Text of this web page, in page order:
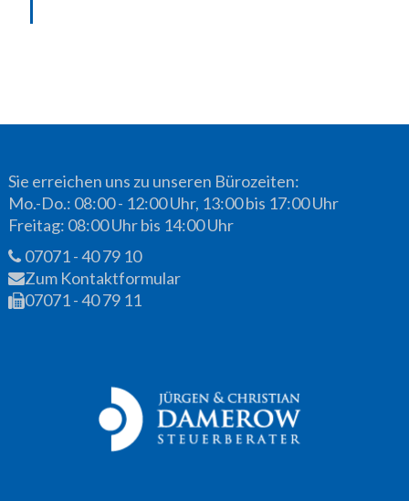
Sie erreichen uns zu unseren Bürozeiten:
Mo.-Do.: 08:00 - 12:00 Uhr, 13:00 bis 17:00 Uhr
Freitag: 08:00 Uhr bis 14:00 Uhr
07071 - 40 79 10
Zum Kontaktformular
07071 - 40 79 11